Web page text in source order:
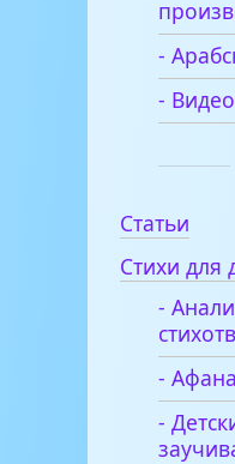
-
-
Статьи
Стихи для
-
-
-